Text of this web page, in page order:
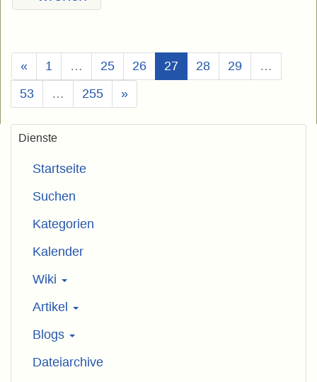
« 1 … 25 26 27 (Aktuell)
28 29
…
53
… 255 »
Dienste
Startseite
Suchen
Kategorien
Kalender
Wiki
Artikel
Blogs
Dateiarchive